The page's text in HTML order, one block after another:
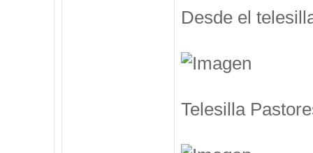
Desde el
Telesilla